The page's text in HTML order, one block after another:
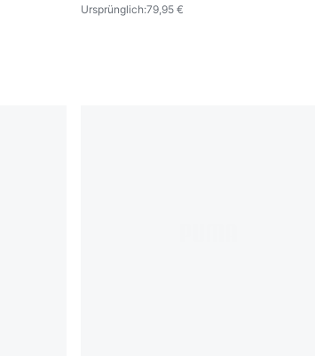
Ursprünglich:79,95 €